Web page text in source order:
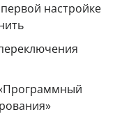
настройке